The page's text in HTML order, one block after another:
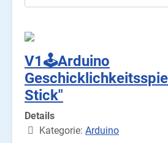
V1🕹️Arduino
Stick"
Details
Kategorie: Arduino